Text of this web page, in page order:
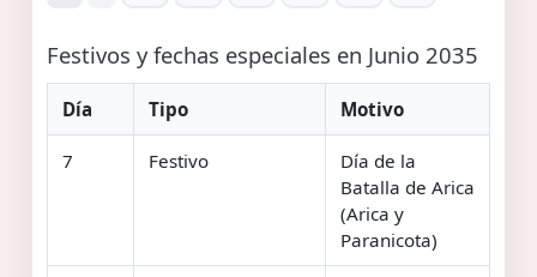
Festivos y fechas especiales en Junio 2035
Día Tipo Motivo
7 Festivo
Día de la
Batalla de Arica
(Arica y
Paranicota)